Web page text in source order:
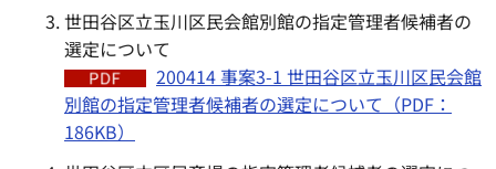
世田谷区立玉川区民会館別館の指定管理者候補者の
選定について
200414 事案3-1 世田谷区立玉川区民会館
別館の指定管理者候補者の選定について（PDF：
186KB）